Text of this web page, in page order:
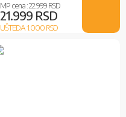
MP cena :22.999 RSD
21.999 RSD
UŠTEDA 1.000RSD